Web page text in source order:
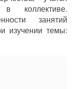
коллективе.
занятий
изучении темы: